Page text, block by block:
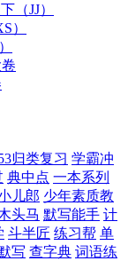
（JJ）
归类复习 学霸冲
典中点 一本系列
儿郎 少年素质教
头马 默写能手 计
斗半匠 练习帮 单
写 查字典 词语练